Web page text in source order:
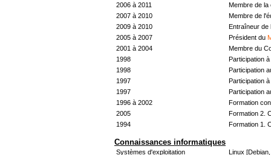
2006 à 2011
Membre de
2007 à 2010
Membre de
2009 à 2010
Entraîneur de
2005 à 2007
Président du
2001 à 2004
Membre du
1998
Participation à
1998
Participation
1997
Participation à
1997
Participation
1996 à 2002
Formation
2005
Formation 2.
1994
Formation 1.
Connaissances informatiques
Systèmes d'exploitation
Linux